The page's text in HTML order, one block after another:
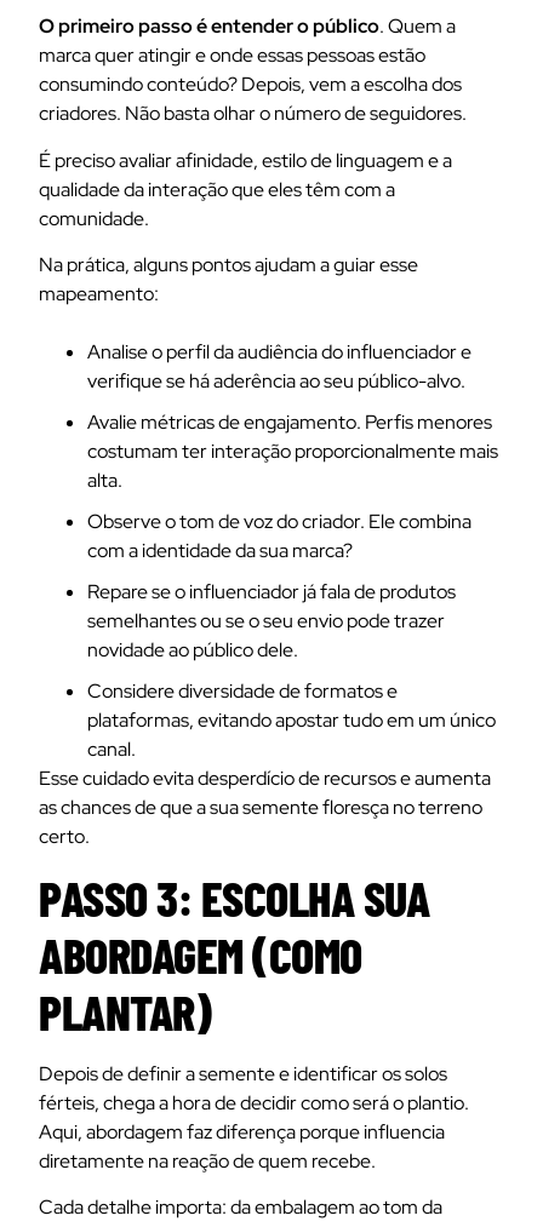
O primeiro passo é entender o público. Quem a
marca quer atingir e onde essas pessoas estão
consumindo conteúdo? Depois, vem a escolha dos
criadores. Não basta olhar o número de seguidores.
É preciso avaliar afinidade, estilo de linguagem e a
qualidade da interação que eles têm com a
comunidade.
Na prática, alguns pontos ajudam a guiar esse
mapeamento:
Analise o perfil da audiência do influenciador e
verifique se há aderência ao seu público-alvo.
Avalie métricas de engajamento. Perfis menores
costumam ter interação proporcionalmente mais
alta.
Observe o tom de voz do criador. Ele combina
com a identidade da sua marca?
Repare se o influenciador já fala de produtos
semelhantes ou se o seu envio pode trazer
novidade ao público dele.
Considere diversidade de formatos e
plataformas, evitando apostar tudo em um único
canal.
Esse cuidado evita desperdício de recursos e aumenta
as chances de que a sua semente floresça no terreno
certo.
PASSO 3: ESCOLHA SUA
ABORDAGEM (COMO
PLANTAR)
Depois de definir a semente e identificar os solos
férteis, chega a hora de decidir como será o plantio.
Aqui, abordagem faz diferença porque influencia
diretamente na reação de quem recebe.
Cada detalhe importa: da embalagem ao tom da